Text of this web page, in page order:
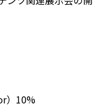
）10%